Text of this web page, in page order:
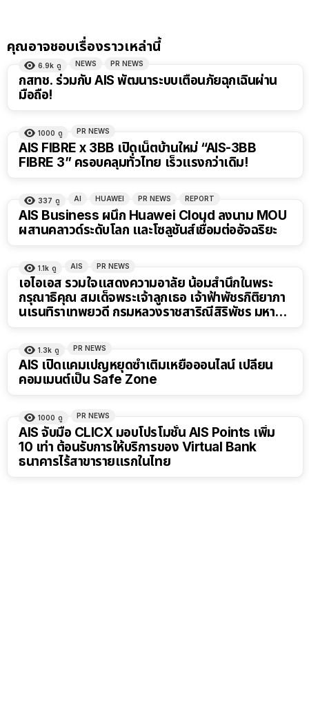
คุณอาจชอบเรื่องราวเหล่านี้
6.9k ดู NEWS PR NEWS
กสทช. ร่วมกับ AIS พัฒนาระบบเตือนภัยฉุกเฉินผ่าน
มือถือ!
1000 ดู PR NEWS
AIS FIBRE x 3BB เปิดเน็ตบ้านใหม่ “AIS-3BB
FIBRE 3” ครอบคลุมทั่วไทย เร็วแรงกว่าเดิม!
337 ดู AI HUAWEI PR NEWS REPORT
AIS Business ผนึก Huawei Cloud ลงนาม MOU
ผสานคลาวด์ระดับโลก และโซลูชันส์เชื่อมต่ออัจฉริยะ
1.1k ดู AIS PR NEWS
เอไอเอส รวมใจแสดงความอาลัย น้อมสำนึกในพระ
กรุณาธิคุณ สมเด็จพระเจ้าลูกเธอ เจ้าฟ้าพัชรกิติยาภา
นเรนทิราเทพยวดี กรมหลวงราชสาริณีสิริพัชร มหา
1.3k ดู PR NEWS
AIS เปิดแคมเปญหยุดซ้ำเติมเหยื่อออนไลน์ เปลี่ยน
คอมเมนต์เป็น Safe Zone
1000 ดู PR NEWS
AIS จับมือ CLICX มอบโปรโมชั่น AIS Points เพิ่ม
10 เท่า ต้อนรับการให้บริการของ Virtual Bank
ธนาคารไร้สาขารายแรกในไทย